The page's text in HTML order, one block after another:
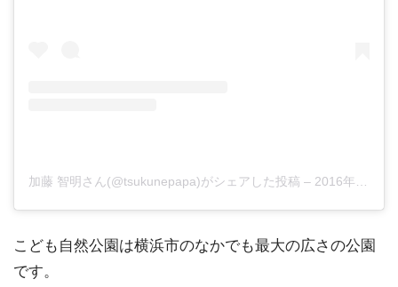
加藤 智明さん(@tsukunepapa)がシェアした投稿 – 2016年10月月29日午後9時55分PDT
こども自然公園は横浜市のなかでも最大の広さの公園
です。